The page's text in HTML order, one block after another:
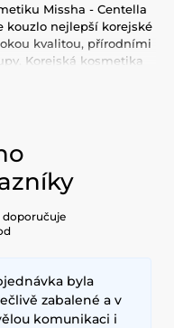
Missha - Centella
kouzlo nejlepší korejské
kvalitou, přírodními
Korejská kosmetika
krémy, vše pro
se také
vyzkoušet péči o
masky, oleje a další.
kosmetiku pro
patří šnečí extrakt,
kosmetiky jsou
a inovativní
a zářivou pleť.
doporučuje
byla
zabalené a v
komunikaci i